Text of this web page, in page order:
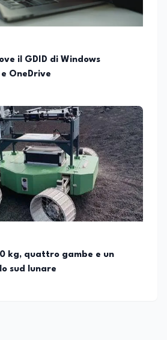
il GDID di Windows
OneDrive
kg, quattro gambe e un
sud lunare